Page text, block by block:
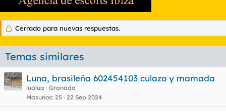
Cerrado para nuevas respuestas.
Temas similares
Luna, brasileña 602454103 culazo y mamada
lualua
Granada
Masunos 25 22 Sep 2024